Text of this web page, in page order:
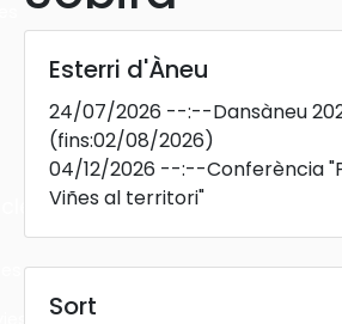
Esterri d'Àneu
24/07/2026 --:--Dansàneu
(fins:02/08/2026)
04/12/2026 --:--Conferència
Viñes al territori"
Sort